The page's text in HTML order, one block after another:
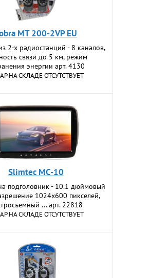
MT 200-2VP EU
2-х радиостанций - 8 каналов,
связи до 5 км, режим
энергии арт. 4130
НА СКЛАДЕ ОТСУТСТВУЕТ
Slimtec MC-10
подголовник - 10.1 дюймовый
1024х600 пикселей,
... арт. 22818
НА СКЛАДЕ ОТСУТСТВУЕТ